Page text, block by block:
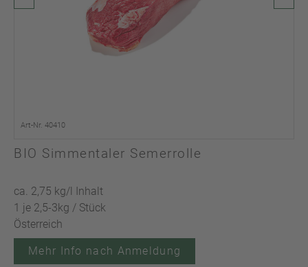
Art-Nr. 40410
BIO Simmentaler Semerrolle
ca. 2,75 kg/l Inhalt
1 je 2,5-3kg / Stück
Österreich
Mehr Info nach Anmeldung